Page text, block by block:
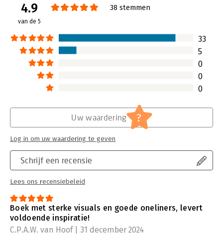
‘laat duizend bloemen bloeien’,
‘grote mond, slappe knieën’, en bad
karma.
Lees verder
4.9
van de 5
38 stemmen
33
5
0
0
0
Schrijf een recensie
Lees ons recensiebeleid
Uw waardering ?
Log in om uw waardering te geven
Boek met sterke visuals en goede oneliners, levert
voldoende inspiratie!
C.P.A.W. van Hoof | 31 december 2024